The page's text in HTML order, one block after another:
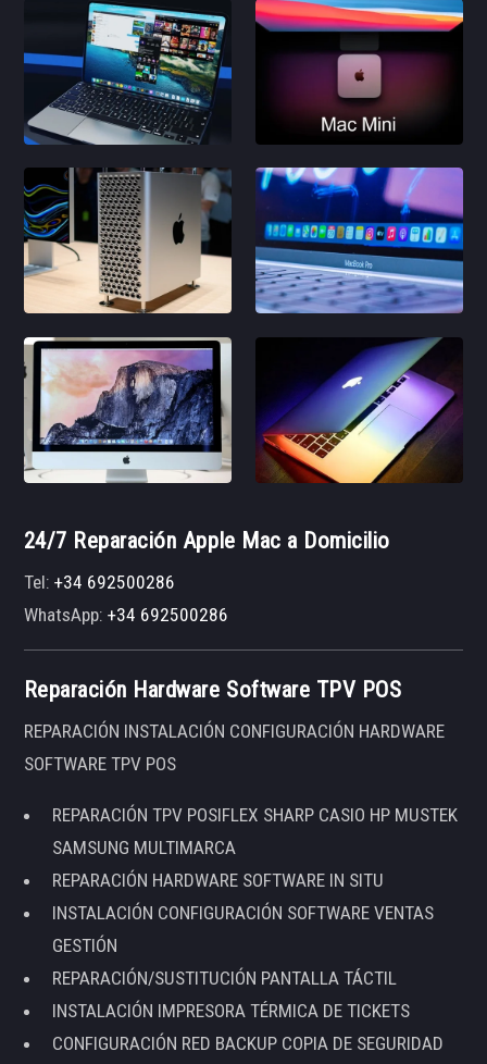
24/7 Reparación Apple Mac a Domicilio
Tel:+34 692500286
WhatsApp:+34 692500286
Reparación Hardware Software TPV POS
REPARACIÓN INSTALACIÓN CONFIGURACIÓN HARDWARE
SOFTWARE TPV POS
REPARACIÓN TPV POSIFLEX SHARP CASIO HP MUSTEK
SAMSUNG MULTIMARCA
REPARACIÓN HARDWARE SOFTWARE IN SITU
INSTALACIÓN CONFIGURACIÓN SOFTWARE VENTAS
GESTIÓN
REPARACIÓN/SUSTITUCIÓN PANTALLA TÁCTIL
INSTALACIÓN IMPRESORA TÉRMICA DE TICKETS
CONFIGURACIÓN RED BACKUP COPIA DE SEGURIDAD